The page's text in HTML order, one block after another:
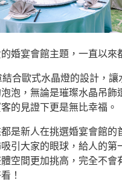
婚宴會館主題，一直以來
合歐式水晶燈的設計，
泡，無論是璀璨水晶吊飾
的見證下更是無比幸福。
是新人在挑選婚宴會館的
引大家的眼球，給人的第
空間更加挑高，完全不會
！